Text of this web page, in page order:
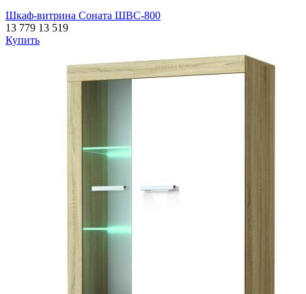
Шкаф-витрина Соната ШВС-800
13 779 13 519
Купить